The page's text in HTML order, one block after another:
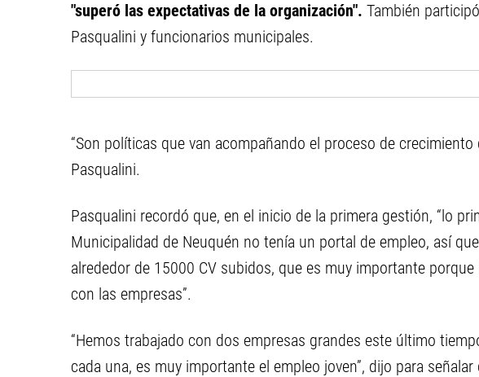
"superó las expectativas de la organización". También
Pasqualini y funcionarios municipales.
“Son políticas que van acompañando el proceso de
Pasqualini.
Pasqualini recordó que, en el inicio de la primera gestión, “lo
Municipalidad de Neuquén no tenía un portal de empleo, así
alrededor de 15000 CV subidos, que es muy importante
con las empresas”.
“Hemos trabajado con dos empresas grandes este último
cada una, es muy importante el empleo joven”, dijo para